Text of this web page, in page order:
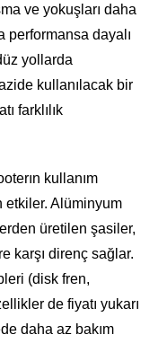
ve yokuşları daha
performansa dayalı
yollarda
kullanılacak bir
farklılık
kullanım
etkiler. Alüminyum
üretilen şasiler,
karşı direnç sağlar.
(disk fren,
de fiyatı yukarı
daha az bakım